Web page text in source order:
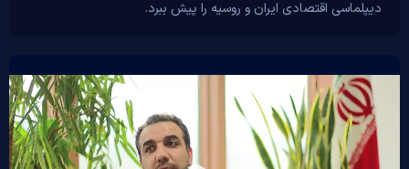
دیپلماسی اقتصادی ایران و روسیه را پیش ببرد.